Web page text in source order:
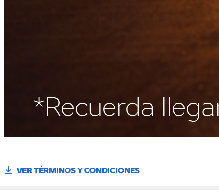
VER TÉRMINOS Y CONDICIONES